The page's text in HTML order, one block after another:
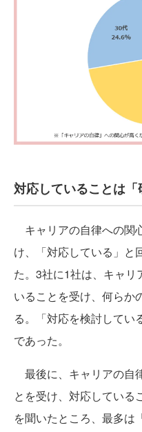
対応していることは
キャリアの自律への関
け、「対応している」と
た。3社に1社は、キャリ
いることを受け、何らか
る。「対応を検討してい
であった。
最後に、キャリアの自
とを受け、対応している
を聞いたところ、最多は